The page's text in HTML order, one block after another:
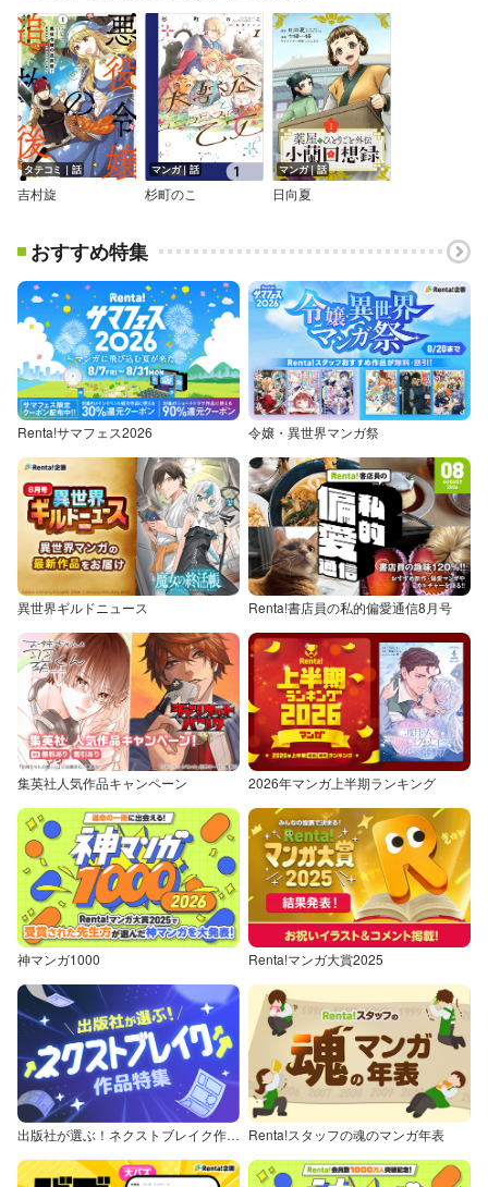
タテコミ｜話
吉村旋
マンガ｜話
杉町のこ
マンガ｜話
日向夏
おすすめ特集
Renta!サマフェス2026 令嬢・異世界マンガ祭
異世界ギルドニュース Renta!書店員の私的偏愛通信8月号
集英社人気作品キャンペーン 2026年マンガ上半期ランキング
神マンガ1000 Renta!マンガ大賞2025
出版社が選ぶ！ネクストブレイク作品特集 Renta!スタッフの魂のマンガ年表